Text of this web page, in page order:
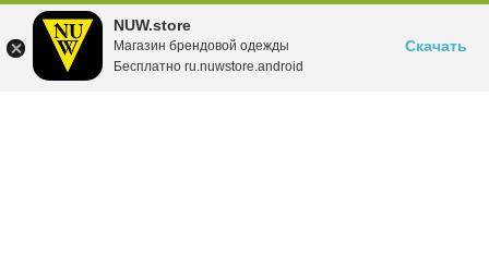
NUW.store
Магазин брендовой одежды
Бесплатно ru.nuwstore.android
Скачать